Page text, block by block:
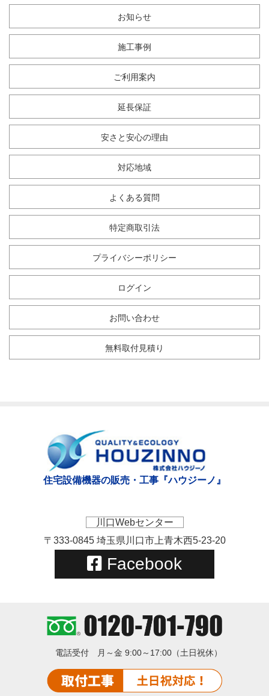
お知らせ
施工事例
ご利用案内
延長保証
安さと安心の理由
対応地域
よくある質問
特定商取引法
プライバシーポリシー
ログイン
お問い合わせ
無料取付見積り
住宅設備機器の販売・工事『ハウジーノ』
川口Webセンター
〒333-0845 埼玉県川口市上青木西5-23-20
Facebook
電話受付 月～金 9:00～17:00（土日祝休）